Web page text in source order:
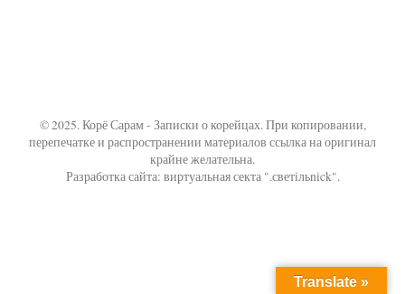
© 2025. Корё Сарам - Записки о корейцах. При копировании,
перепечатке и распространении материалов ссылка на оригинал
крайне желательна.
Разработка сайта: виртуальная секта ".светiльnick".
Translate »